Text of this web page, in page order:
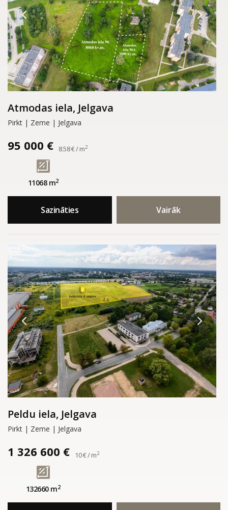
Atmodas iela, Jelgava
Pirkt | Zeme | Jelgava
95 000 € 8.58 € / m2
11068 m2
Sazināties Vairāk
Peldu iela, Jelgava
Pirkt | Zeme | Jelgava
1 326 600 € 10 € / m2
132660 m2